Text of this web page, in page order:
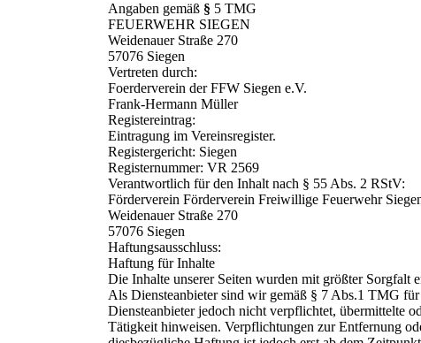
Angaben gemäß § 5 TMG
FEUERWEHR SIEGEN
Weidenauer Straße 270
57076 Siegen
Vertreten durch:
Foerderverein der FFW Siegen e.V.
Frank-Hermann Müller
Registereintrag:
Eintragung im Vereinsregister.
Registergericht: Siegen
Registernummer: VR 2569
Verantwortlich für den Inhalt nach § 55 Abs. 2 RStV:
Förderverein Förderverein Freiwillige Feuerwehr
Weidenauer Straße 270
57076 Siegen
Haftungsausschluss:
Haftung für Inhalte
Die Inhalte unserer Seiten wurden mit größter
Als Diensteanbieter sind wir gemäß § 7 Abs.1 TMG
Diensteanbieter jedoch nicht verpflichtet, übermittelte
Tätigkeit hinweisen. Verpflichtungen zur Entfernung